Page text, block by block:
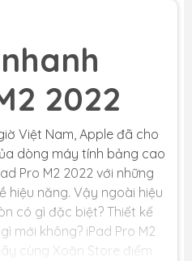
2022
Việt Nam, Apple đã cho
dòng máy tính bảng cao
Pro M2 2022 với những
hiệu năng. Vậy ngoài hiệu
có gì đặc biệt? Thiết kế
mới không? iPad Pro M2
cùng Xoăn Store điểm